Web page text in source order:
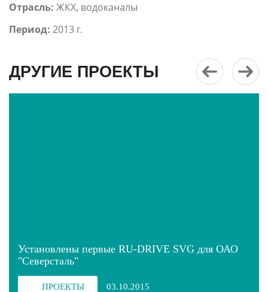
Отрасль: ЖКХ, водоканалы
Период: 2013 г.
ДРУГИЕ ПРОЕКТЫ
Установлены первые RU-DRIVE SVG для ОАО
"Северсталь"
ПРОЕКТЫ 03.10.2015